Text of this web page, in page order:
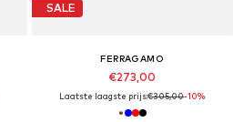
SALE
FERRAGAMO
€273,00
Laatste laagste prijs:€305,00-10%